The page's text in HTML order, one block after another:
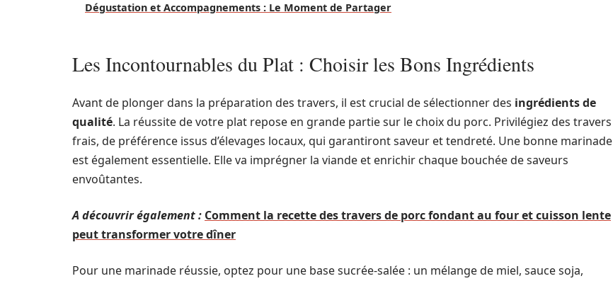
Dégustation et Accompagnements : Le Moment de Partager
Les Incontournables du Plat : Choisir les Bons Ingrédients
Avant de plonger dans la préparation des travers, il est crucial de sélectionner des ingrédients de
qualité. La réussite de votre plat repose en grande partie sur le choix du porc. Privilégiez des travers
frais, de préférence issus d’élevages locaux, qui garantiront saveur et tendreté. Une bonne marinade
est également essentielle. Elle va imprégner la viande et enrichir chaque bouchée de saveurs
envoûtantes.
A découvrir également : Comment la recette des travers de porc fondant au four et cuisson lente
peut transformer votre dîner
Pour une marinade réussie, optez pour une base sucrée-salée : un mélange de miel, sauce soja,